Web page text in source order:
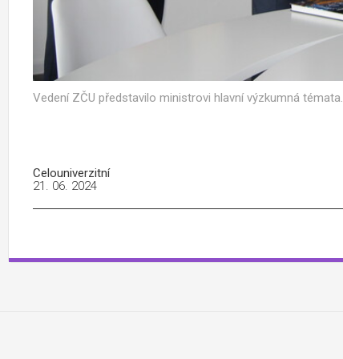
Vedení ZČU představilo ministrovi hlavní výzkumná témata.
Celouniverzitní
21. 06. 2024